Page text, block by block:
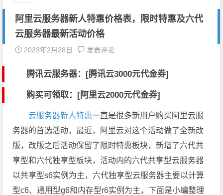
阿里云服务器新人特惠价格表，限时特惠及六代
云服务器最新活动价格
2023年2月28日 发表评论
腾讯云服务器：[腾讯云3000元代金券]
购买可领取：[阿里云2000元代金券]
云服务器新人特惠一直是很多新用户购买阿里云服
务器的首选活动，最近，阿里云对这个活动做了全新改
版，改版之后活动保留了限时特惠板块，新增了六代共
享型和六代独享型板块，活动内的六代共享型云服务器
以共享型s6实例为主，六代独享型云服务器主要以计算
型c6、通用型g6和内存型r6实例为主，下面是小编整理